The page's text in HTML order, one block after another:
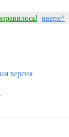
вверх^
версия